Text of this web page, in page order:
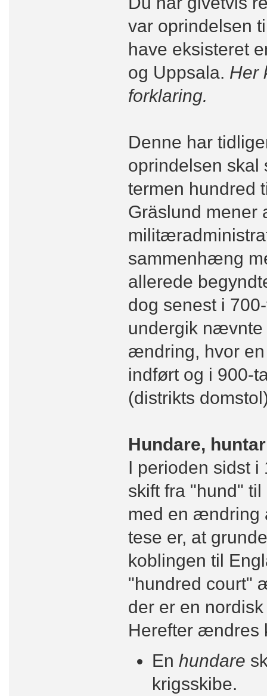
var oprindelsen
have eksisteret
og Uppsala. Her
forklaring.
Denne har
oprindelsen skal
termen hundred
Gräslund mener
sammenhæng
allerede
dog senest i
undergik nævnte
ændring, hvor
indført og i 900-
(distrikts
Hundare,
I perioden sidst i
skift fra "hund"
med en ændring
tese er, at
koblingen til
"hundred court"
der er en
Herefter ændres
En hundare
krigsskibe.